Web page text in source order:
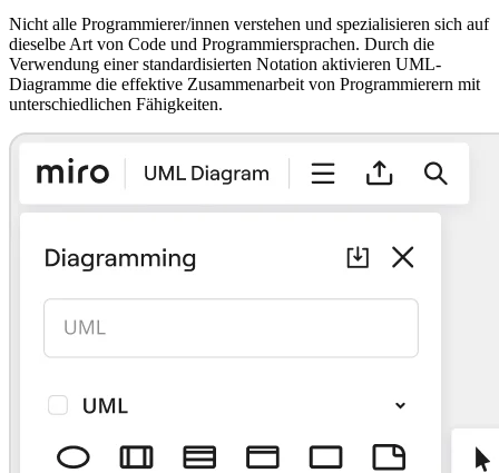
Nicht alle Programmierer/innen verstehen und spezialisieren sich auf
dieselbe Art von Code und Programmiersprachen. Durch die
Verwendung einer standardisierten Notation aktivieren UML-
Diagramme die effektive Zusammenarbeit von Programmierern mit
unterschiedlichen Fähigkeiten.